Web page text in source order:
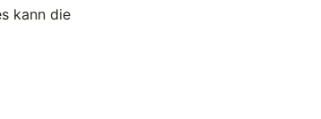
kann die